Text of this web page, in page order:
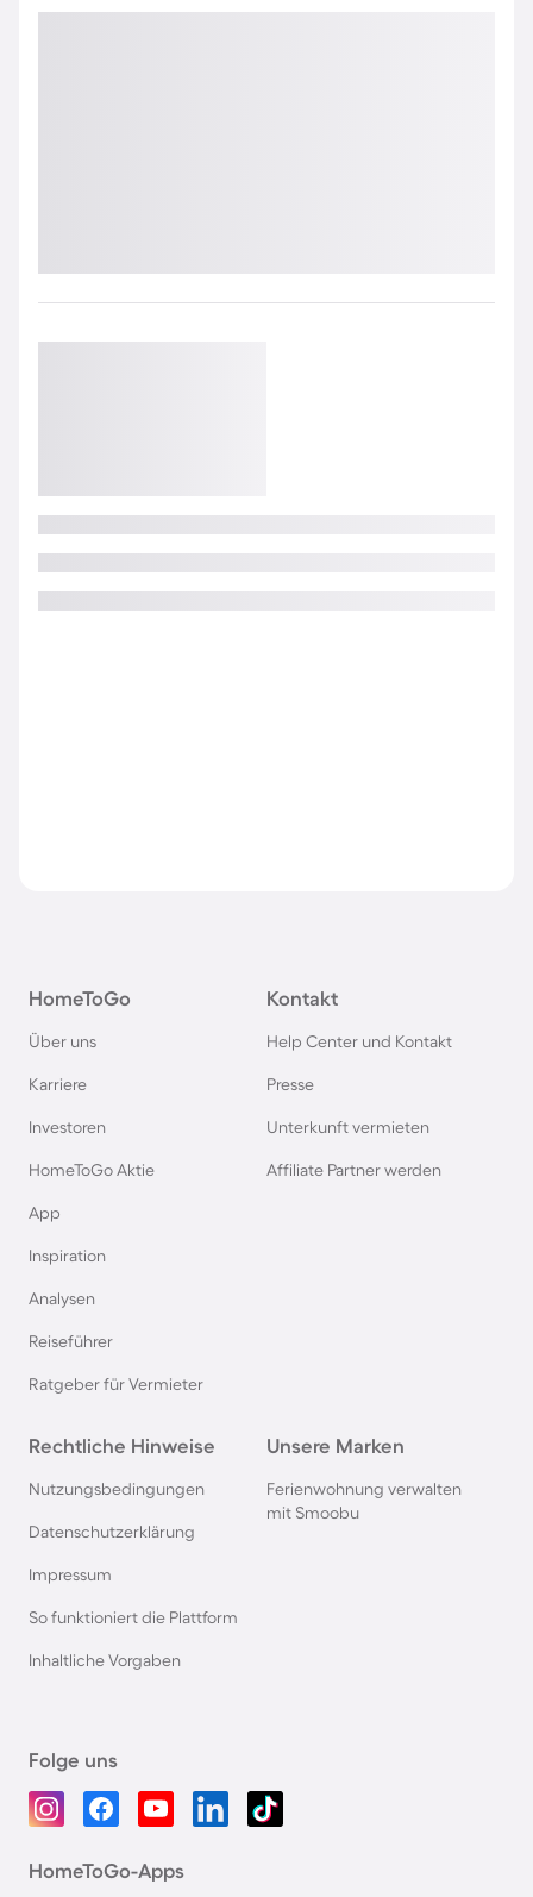
HomeToGo
Über uns
Karriere
Investoren
HomeToGo Aktie
App
Inspiration
Analysen
Reiseführer
Ratgeber für Vermieter
Kontakt
Help Center und Kontakt
Presse
Unterkunft vermieten
Affiliate Partner werden
Rechtliche Hinweise
Nutzungsbedingungen
Datenschutzerklärung
Impressum
So funktioniert die Plattform
Inhaltliche Vorgaben
Unsere Marken
Ferienwohnung verwalten
mit Smoobu
Folge uns
HomeToGo-Apps